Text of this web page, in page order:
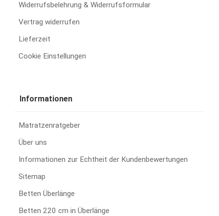
Widerrufsbelehrung & Widerrufsformular
Vertrag widerrufen
Lieferzeit
Cookie Einstellungen
Informationen
Matratzenratgeber
Über uns
Informationen zur Echtheit der Kundenbewertungen
Sitemap
Betten Überlänge
Betten 220 cm in Überlänge